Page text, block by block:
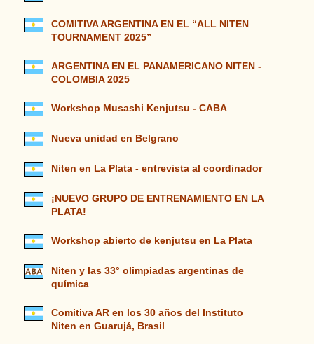
COMITIVA ARGENTINA EN EL “ALL NITEN
TOURNAMENT 2025”
ARGENTINA EN EL PANAMERICANO NITEN -
COLOMBIA 2025
Workshop Musashi Kenjutsu - CABA
Nueva unidad en Belgrano
Niten en La Plata - entrevista al coordinador
¡NUEVO GRUPO DE ENTRENAMIENTO EN LA
PLATA!
Workshop abierto de kenjutsu en La Plata
Niten y las 33° olimpiadas argentinas de
química
Comitiva AR en los 30 años del Instituto
Niten en Guarujá, Brasil